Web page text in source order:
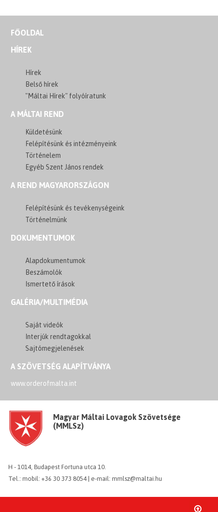
FŐOLDAL
HÍREK
Hírek
Belső hírek
"Máltai Hírek" folyóíratunk
A MÁLTAI REND
Küldetésünk
Felépítésünk és intézményeink
Történelem
Egyéb Szent János rendek
A REND MAGYARORSZÁGON
Felépítésünk és tevékenységeink
Történelmünk
DOKUMENTUMOK
Alapdokumentumok
Beszámolók
Ismertető írások
GALÉRIA/MULTIMÉDIA
Saját videók
Interjúk rendtagokkal
Sajtómegjelenések
A SZÖVETSÉG ALAPÍTVÁNYA
www.orderofmalta.int
Magyar Máltai Lovagok Szövetsége
(MMLSz)
H - 1014, Budapest Fortuna utca 10.
Tel.: mobil: +36 30 373 8054 | e-mail: mmlsz@maltai.hu